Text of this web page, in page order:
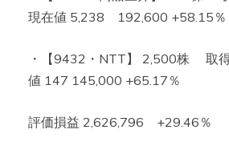
現在値 5,238 192,600 +58.15％
・【9432・NTT】 2,500株 取
値 147 145,000 +65.17％
評価損益 2,626,796 +29.46％